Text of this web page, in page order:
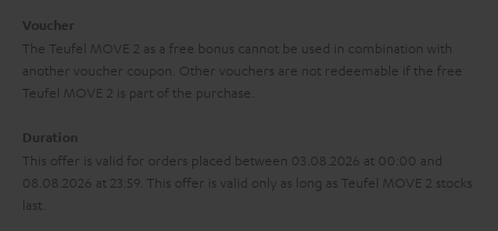
n
e
i
a
Voucher
The Teufel MOVE 2 as a free bonus cannot be used in combination with
another voucher coupon. Other vouchers are not redeemable if the free
Teufel MOVE 2 is part of the purchase.
Duration
This offer is valid for orders placed between 03.08.2026 at 00:00 and
08.08.2026 at 23:59. This offer is valid only as long as Teufel MOVE 2 stocks
last.